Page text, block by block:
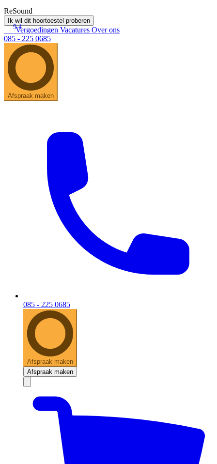
ReSound
Ik wil dit hoortoestel proberen
9.4
Vergoedingen Vacatures Over ons
085 - 225 0685
Afspraak maken
085 - 225 0685
Afspraak maken
Afspraak maken